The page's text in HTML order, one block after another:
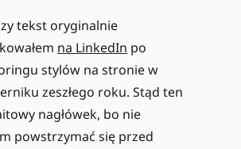
tekst oryginalnie
na LinkedIn po
stylów na stronie w
zeszłego roku. Stąd ten
nagłówek, bo nie
powstrzymać się przed